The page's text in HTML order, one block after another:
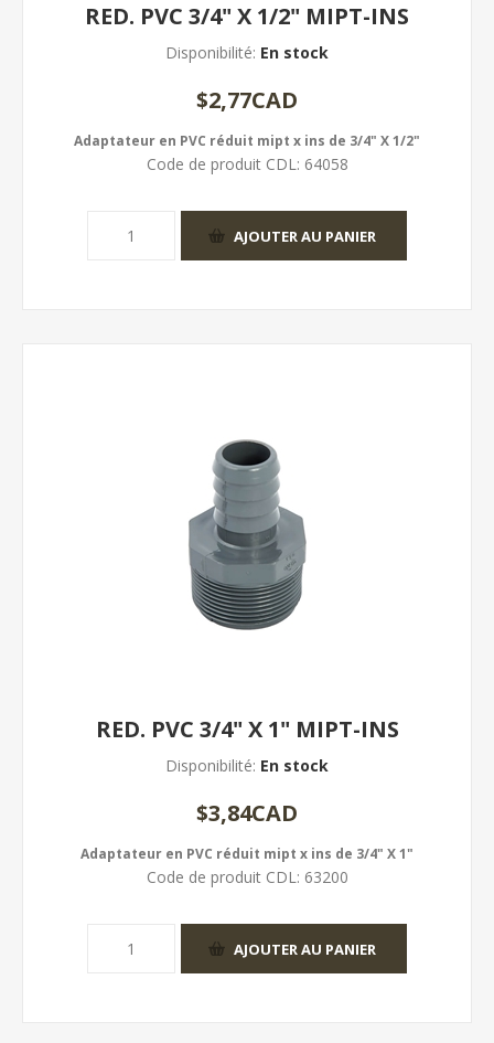
RED. PVC 3/4" X 1/2" MIPT-INS
Disponibilité: En stock
$2,77CAD
Adaptateur en PVC réduit mipt x ins de 3/4" X 1/2"
Code de produit CDL: 64058
RED. PVC 3/4" X 1" MIPT-INS
Disponibilité: En stock
$3,84CAD
Adaptateur en PVC réduit mipt x ins de 3/4" X 1"
Code de produit CDL: 63200